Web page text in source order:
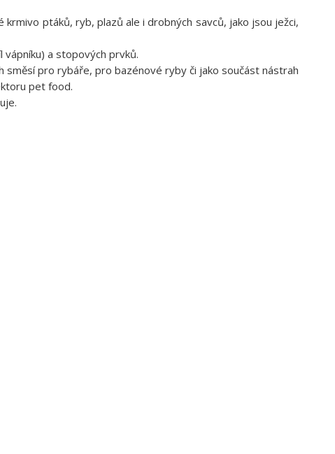
ptáků, ryb, plazů ale i drobných savců, jako jsou ježci,
vápníku) a stopových prvků.
směsí pro rybáře, pro bazénové ryby či jako součást nástrah
pet food.